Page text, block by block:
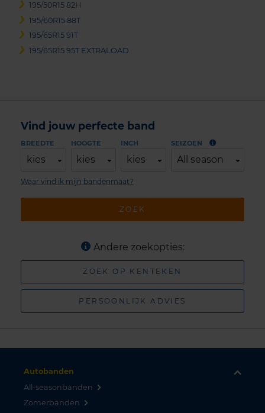
195/50R15 82H
195/60R15 88T
195/65R15 91T
195/65R15 95T EXTRALOAD
Vind jouw perfecte band
BREEDTE
kies
HOOGTE
kies
INCH
kies
SEIZOEN
All season
ZOEK
Waar vind ik mijn bandenmaat?
Andere zoekopties:
ZOEK OP KENTEKEN
PERSOONLIJK ADVIES
Autobanden
All-seasonbanden
Zomerbanden